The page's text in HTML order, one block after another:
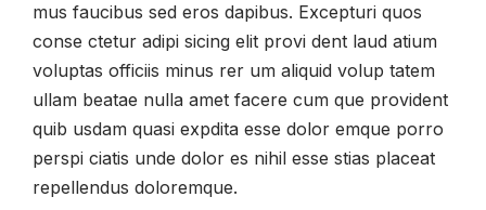
mus faucibus sed eros dapibus. Excepturi quos
conse ctetur adipi sicing elit provi dent laud atium
voluptas officiis minus rer um aliquid volup tatem
ullam beatae nulla amet facere cum que provident
quib usdam quasi expdita esse dolor emque porro
perspi ciatis unde dolor es nihil esse stias placeat
repellendus doloremque.